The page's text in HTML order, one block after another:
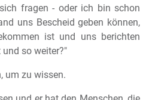
fragen - oder ich bin schon
uns Bescheid geben können,
ist und uns berichten
so weiter?"
um zu wissen.